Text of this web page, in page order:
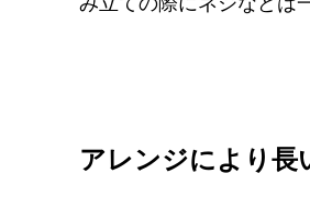
アレンジにより長